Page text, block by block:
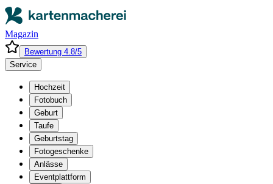
Magazin
Bewertung 4.8/5
Service
Hochzeit
Fotobuch
Geburt
Taufe
Geburtstag
Fotogeschenke
Anlässe
Eventplattform